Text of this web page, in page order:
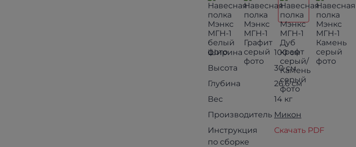
Ширина
100 см
Высота
30 см
Глубина
26.6 см
Вес
14 кг
Производитель Микон
Инструкция
по сборке
Скачать PDF